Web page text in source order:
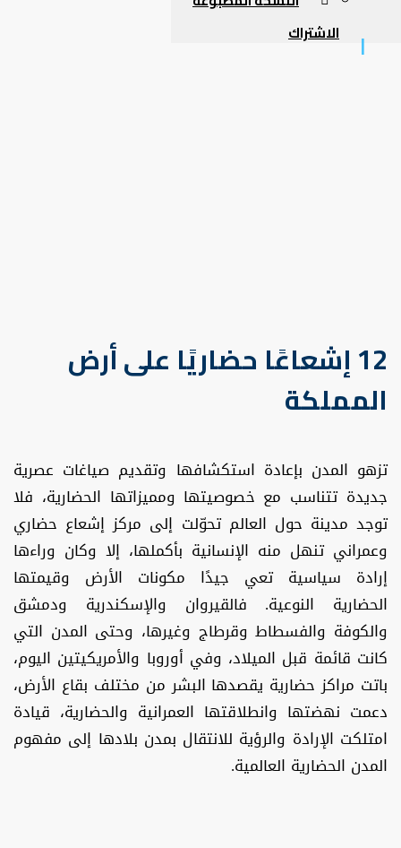
الاشتراك
12 إشعاعًا حضاريًا على أرض
المملكة
تزهو المدن بإعادة استكشافها وتقديم صياغات عصرية
جديدة تتناسب مع خصوصيتها ومميزاتها الحضارية، فلا
توجد مدينة حول العالم تحوّلت إلى مركز إشعاع حضاري
وعمراني تنهل منه الإنسانية بأكملها، إلا وكان وراءها
إرادة سياسية تعي جيدًا مكونات الأرض وقيمتها
الحضارية النوعية. فالقيروان والإسكندرية ودمشق
والكوفة والفسطاط وقرطاج وغيرها، وحتى المدن التي
كانت قائمة قبل الميلاد، وفي أوروبا والأمريكيتين اليوم،
باتت مراكز حضارية يقصدها البشر من مختلف بقاع الأرض،
دعمت نهضتها وانطلاقتها العمرانية والحضارية، قيادة
امتلكت الإرادة والرؤية للانتقال بمدن بلادها إلى مفهوم
المدن الحضارية العالمية.